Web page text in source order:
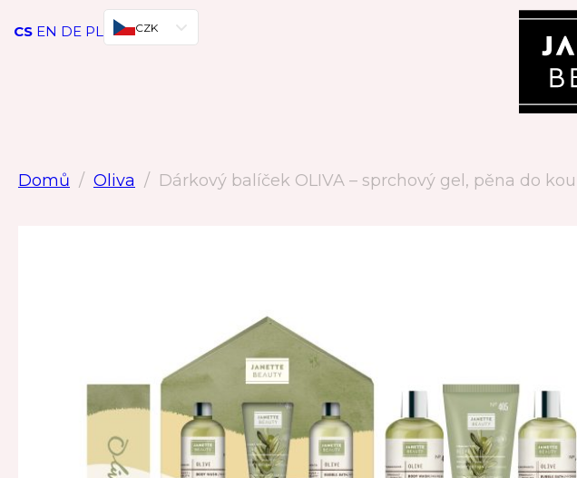
Přeskočit na hlavní obsah
Přeskočit na zápatí
CS EN DE PL CZK
Domů / Oliva / Dárkový balíček OLIVA – sprchový gel, pěna do